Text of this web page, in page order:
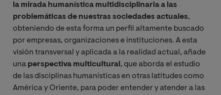
la mirada humanística multidisciplinaria a las
problemáticas de nuestras sociedades actuales,
obteniendo de esta forma un perfil altamente buscado
por empresas, organizaciones e instituciones. A esta
visión transversal y aplicada a la realidad actual, añade
una perspectiva multicultural , que aborda el estudio
de las disciplinas humanísticas en otras latitudes como
América y Oriente, para poder entender y atender a las